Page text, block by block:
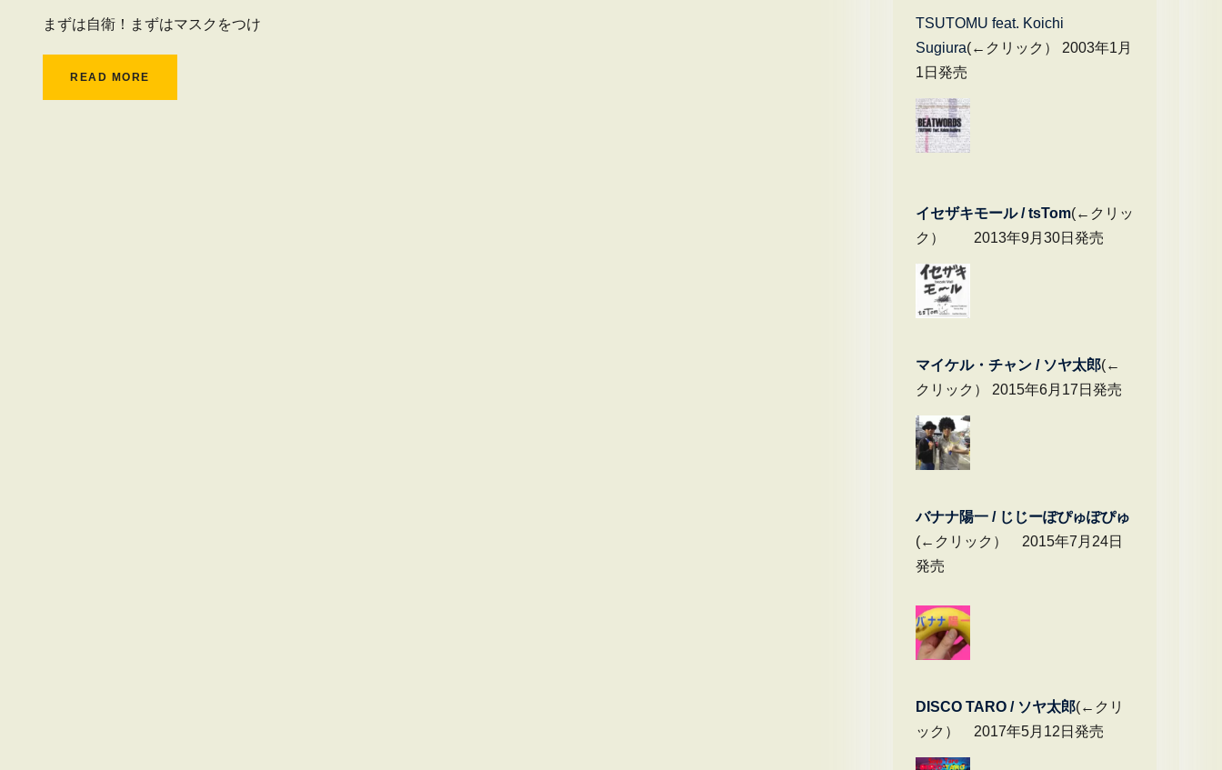
まずは自衛！まずはマスクをつけ
READ MORE
TSUTOMU feat. Koichi
Sugiura(←クリック） 2003年1月
1日発売
イセザキモール / tsTom(←クリッ
ク） 2013年9月30日発売
マイケル・チャ ン / ソヤ太郎(←
クリック） 2015年6月17日発売
バナナ陽一 / じじーぽぴゅぽぴゅ
(←クリック） 2015年7月24日
発売
DISCO TARO / ソヤ太郎(←クリ
ック） 2017年5月12日発売